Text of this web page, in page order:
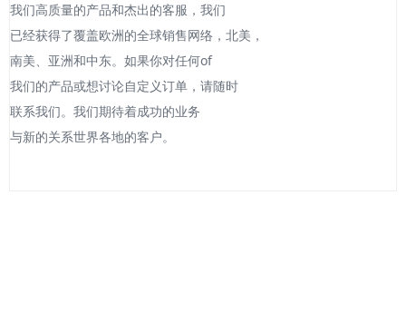
我们高质量的产品和杰出的客服，我们
已经获得了覆盖欧洲的全球销售网络，北美，
南美、亚洲和中东。如果你对任何of
我们的产品或想讨论自定义订单，请随时
联系我们。我们期待着成功的业务
与新的关系世界各地的客户。